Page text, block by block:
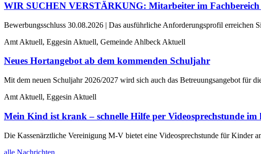
WIR SUCHEN VERSTÄRKUNG: Mitarbeiter im
Bewerbungsschluss 30.08.2026 | Das ausführliche Anforderungsprofil erreichen
Amt Aktuell, Eggesin Aktuell, Gemeinde Ahlbeck Aktuell
Neues Hortangebot ab dem kommenden Schuljahr
Mit dem neuen Schuljahr 2026/2027 wird sich auch das Betreuungsangebot für
Amt Aktuell, Eggesin Aktuell
Mein Kind ist krank – schnelle Hilfe per Videosprechstunde
Die Kassenärztliche Vereinigung M-V bietet eine Videosprechstunde für Kinder
alle Nachrichten